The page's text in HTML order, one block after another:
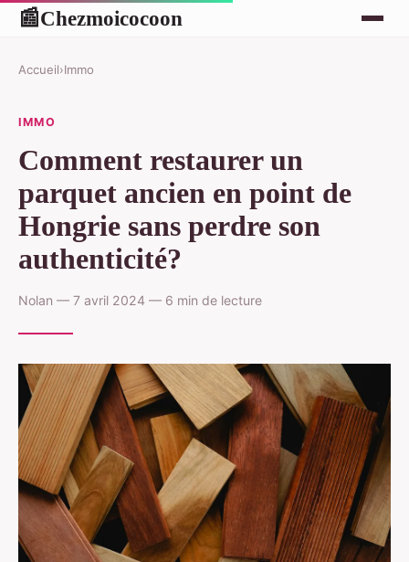
📰Chezmoicocoon
Accueil›Immo
IMMO
Comment restaurer un
parquet ancien en point de
Hongrie sans perdre son
authenticité?
Nolan — 7 avril 2024 — 6 min de lecture